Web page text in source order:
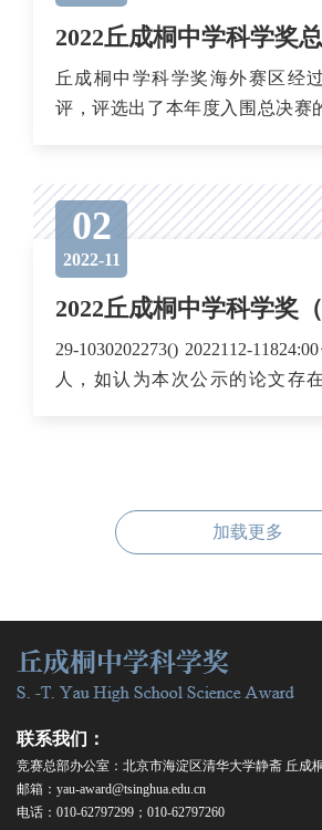
丘成桐中学科学奖海外赛区经
评，评选出了本年度入围总决赛
推选出的论文，组委会将在本比
一周。亚洲赛区公示已截止(11
24:...
02
2022-11
29-1030202273() 2022112-11824:00任何单位或个
人，如认为本次公示的论文存
加载更多
联系我们：
竞赛总部办公室：北京市海淀区清华大学静斋 丘成
邮箱：yau-award@tsinghua.edu.cn
电话：010-62797299；010-62797260